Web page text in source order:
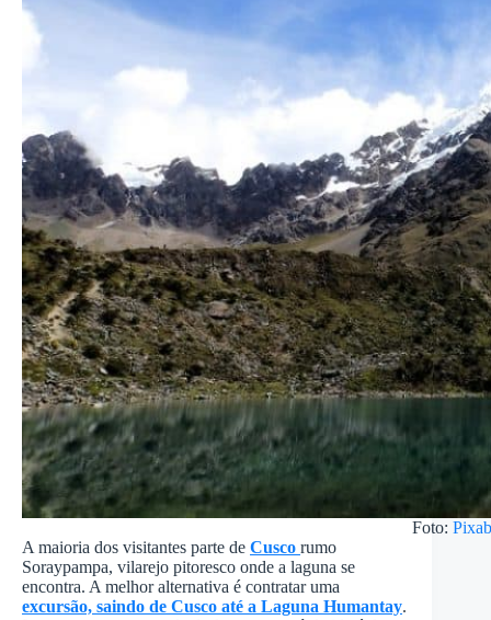
Foto:
A maioria dos visitantes parte de Cusco rumo
Soraypampa, vilarejo pitoresco onde a laguna se
encontra. A melhor alternativa é contratar uma
excursão, saindo de Cusco até a Laguna Humantay.